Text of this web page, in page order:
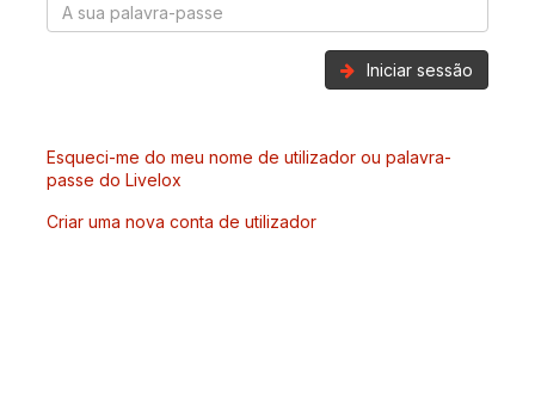
Iniciar sessão
Esqueci-me do meu nome de utilizador ou palavra-
passe do Livelox
Criar uma nova conta de utilizador